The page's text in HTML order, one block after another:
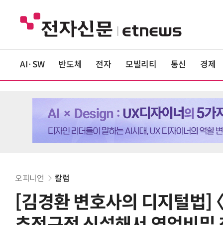
AI·SW 반도체 전자 모빌리티 통신 경제
오피니언 칼럼
[김경환 변호사의 디지털법]